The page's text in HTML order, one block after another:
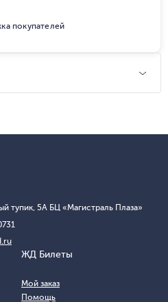
покупателей
тупик, 5А БЦ «Магистраль Плаза»
ЖД Билеты
Мой заказ
Помощь